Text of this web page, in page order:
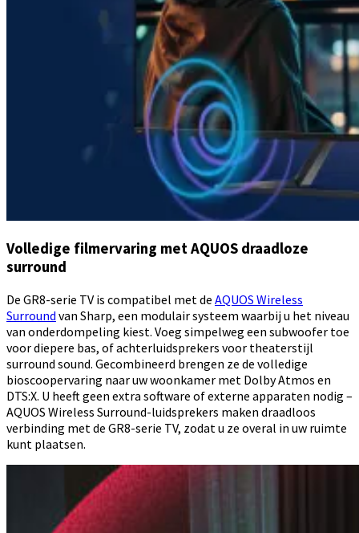
Volledige filmervaring met AQUOS draadloze
surround
De GR8-serie TV is compatibel met de AQUOS Wireless
Surround van Sharp, een modulair systeem waarbij u het niveau
van onderdompeling kiest. Voeg simpelweg een subwoofer toe
voor diepere bas, of achterluidsprekers voor theaterstijl
surround sound. Gecombineerd brengen ze de volledige
bioscoopervaring naar uw woonkamer met Dolby Atmos en
DTS:X. U heeft geen extra software of externe apparaten nodig –
AQUOS Wireless Surround-luidsprekers maken draadloos
verbinding met de GR8-serie TV, zodat u ze overal in uw ruimte
kunt plaatsen.